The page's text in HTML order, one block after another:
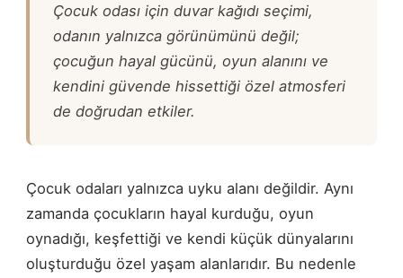
Çocuk odası için duvar kağıdı seçimi,
odanın yalnızca görünümünü değil;
çocuğun hayal gücünü, oyun alanını ve
kendini güvende hissettiği özel atmosferi
de doğrudan etkiler.
Çocuk odaları yalnızca uyku alanı değildir. Aynı
zamanda çocukların hayal kurduğu, oyun
oynadığı, keşfettiği ve kendi küçük dünyalarını
oluşturduğu özel yaşam alanlarıdır. Bu nedenle